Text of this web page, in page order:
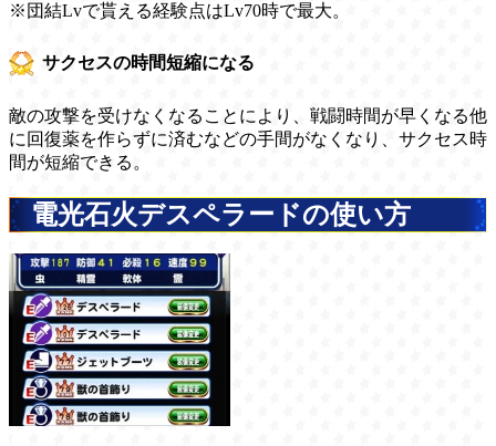
※団結Lvで貰える経験点はLv70時で最大。
サクセスの時間短縮になる
敵の攻撃を受けなくなることにより、戦闘時間が早くなる他
に回復薬を作らずに済むなどの手間がなくなり、サクセス時
間が短縮できる。
電光石火デスペラードの使い方